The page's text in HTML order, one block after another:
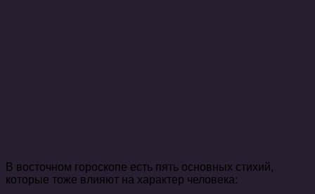
В восточном гороскопе есть пять основных стихий,
которые тоже влияют на характер человека: